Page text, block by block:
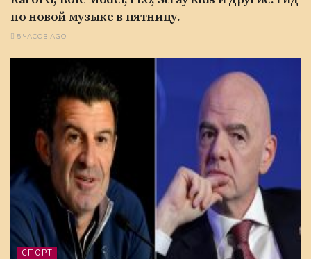
по новой музыке в пятницу.
5 ЧАСОВ AGO
СПОРТ